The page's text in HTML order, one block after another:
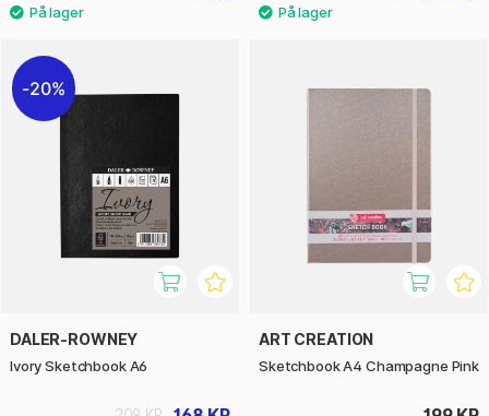
20%
DALER-ROWNEY
Ivory Sketchbook A6
ART CREATION
Sketchbook A4 Champagne Pink